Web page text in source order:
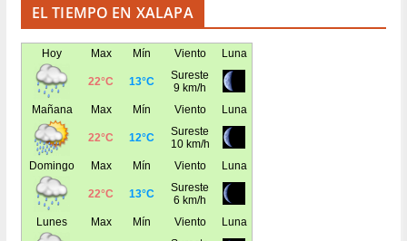
EL TIEMPO EN XALAPA